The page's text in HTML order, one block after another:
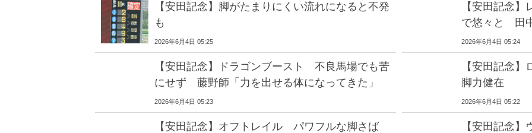
【安田記念】脚がたまりにくい流れになると不発
も
2026年6月4日 05:25
【安田記念
で悠々と 田
2026年6月4日 05:24
【安田記念】ドラゴンブースト 不良馬場でも苦
にせず 藤野師「力を出せる体になってきた」
2026年6月4日 05:23
【安田記念
脚力健在
2026年6月4日 05:22
【安田記念】オフトレイル パワフルな脚さば
【安田記念